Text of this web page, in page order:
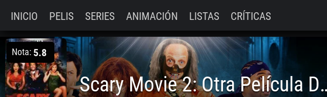
INICIO PELIS SERIES ANIMACIÓN LISTAS CRÍTICAS
Nota: 5.8
Scary Movie